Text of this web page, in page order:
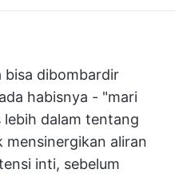
bisa dibombardir
habisnya - "mari
lebih dalam tentang
aliran
inti, sebelum